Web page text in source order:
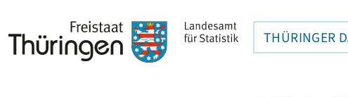
THÜRINGER